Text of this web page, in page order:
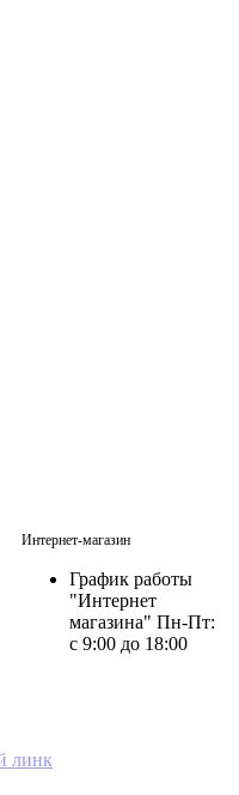
Интернет-магазин
График работы
"Интернет
магазина" Пн-Пт:
с 9:00 до 18:00